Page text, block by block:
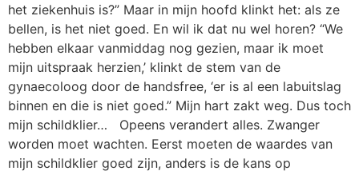
het ziekenhuis is?” Maar in mijn hoofd klinkt het: als ze
bellen, is het niet goed. En wil ik dat nu wel horen? “We
hebben elkaar vanmiddag nog gezien, maar ik moet
mijn uitspraak herzien,’ klinkt de stem van de
gynaecoloog door de handsfree, ‘er is al een labuitslag
binnen en die is niet goed.” Mijn hart zakt weg. Dus toch
mijn schildklier… Opeens verandert alles. Zwanger
worden moet wachten. Eerst moeten de waardes van
mijn schildklier goed zijn, anders is de kans op